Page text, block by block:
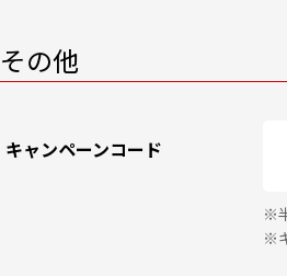
その他
キャンペーンコード
※
※